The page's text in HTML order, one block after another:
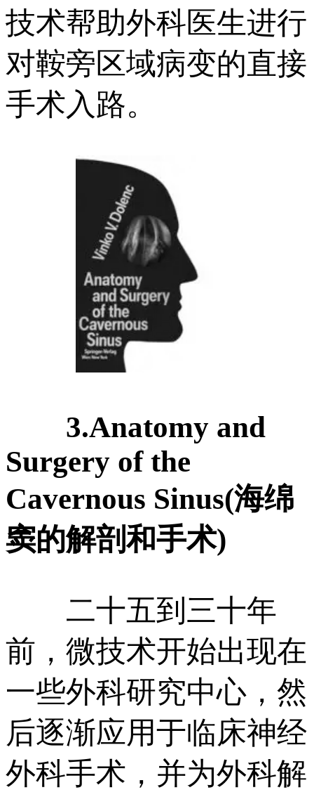
技术帮助外科医生进行
对鞍旁区域病变的直接
手术入路。
3.Anatomy and
Surgery of the
Cavernous Sinus(海绵
窦的解剖和手术)
二十五到三十年
前，微技术开始出现在
一些外科研究中心，然
后逐渐应用于临床神经
外科手术，并为外科解